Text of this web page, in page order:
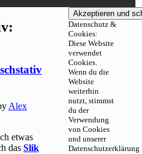
Alex
etwas
dasSlik
Datenschutz &
Cookies:
Diese Website
verwendet
Cookies.
Wenn du die
Website
weiterhin
nutzt, stimmst
du der
Verwendung
von Cookies
und unserer
Datenschutzerklärung